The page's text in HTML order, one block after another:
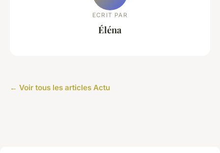
ECRIT PAR
Éléna
← Voir tous les articles Actu